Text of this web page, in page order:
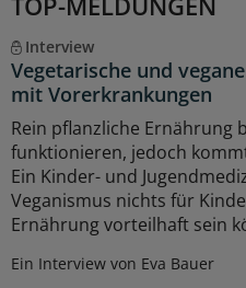
Interview
Vegetarische und
mit Vorerkrankungen
Rein pflanzliche Ernährung
funktionieren, jedoch
Ein Kinder- und
Veganismus nichts für
Ernährung vorteilhaft sein
Ein Interview von Eva Bauer